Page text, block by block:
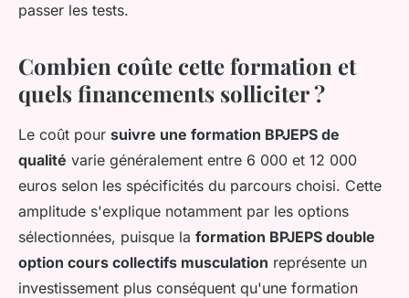
passer les tests.
Combien coûte cette formation et
quels financements solliciter ?
Le coût pour suivre une formation BPJEPS de
qualité varie généralement entre 6 000 et 12 000
euros selon les spécificités du parcours choisi. Cette
amplitude s'explique notamment par les options
sélectionnées, puisque la formation BPJEPS double
option cours collectifs musculation représente un
investissement plus conséquent qu'une formation